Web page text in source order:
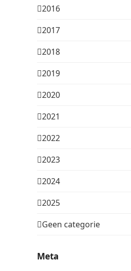
2016
2017
2018
2019
2020
2021
2022
2023
2024
2025
Geen categorie
Meta